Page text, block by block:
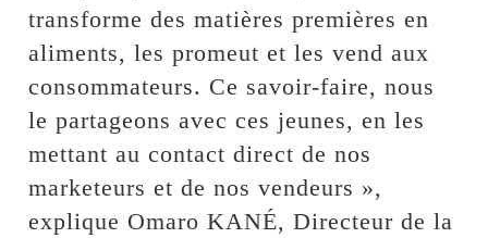
transforme des matières premières en
aliments, les promeut et les vend aux
consommateurs. Ce savoir-faire, nous
le partageons avec ces jeunes, en les
mettant au contact direct de nos
marketeurs et de nos vendeurs »,
explique Omaro KANÉ, Directeur de la